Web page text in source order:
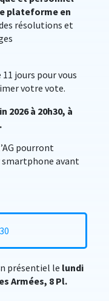
plateforme en
résolutions et
11 jours pour vous
votre vote.
2026 à 20h30, à
pourront
smartphone avant
présentiel le lundi
Armées, 8 Pl.